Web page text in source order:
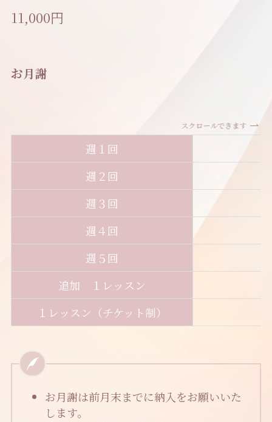
11,000円
お月謝
スクロールできます
週１回
週２回
週３回
週４回
週５回
追加 １レッスン
１レッスン（チケット制）
お月謝は前月末までに納入をお願いいた
します。